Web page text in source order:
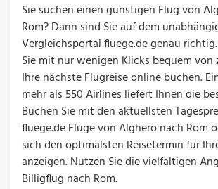
Sie suchen einen günstigen Flug von
Rom? Dann sind Sie auf dem
Vergleichsportal fluege.de genau
Sie mit nur wenigen Klicks bequem von
Ihre nächste Flugreise online buchen.
mehr als 550 Airlines liefert Ihnen die
Buchen Sie mit den aktuellsten
fluege.de Flüge von Alghero nach Rom
sich den optimalsten Reisetermin für
anzeigen. Nutzen Sie die vielfältigen
Billigflug nach Rom.